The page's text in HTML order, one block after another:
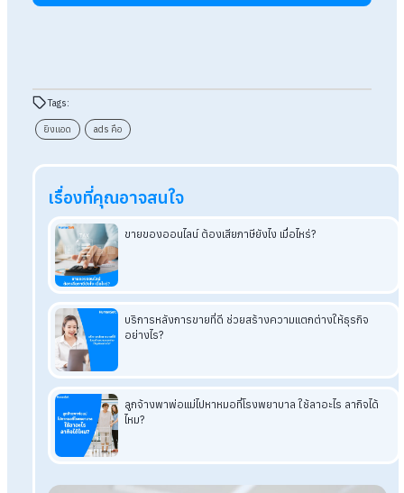
ภายใน 24-48 ชั่วโมง หลังจากโฆษณาได้รับการอนุมัติครับ เนื่อง
ในสองวันแรก ระบบ AI ของแพลตฟอร์มจะอยู่ในช่วง "Learning
Phase" หรือช่วงเรียนรู้พฤติกรรมกลุ่มเป้าหมาย
ถาม : ยิงแอดแล้วยอดทักเยอะ แต่ปิดการขายไม่ได้ เกิดจาก
อะไร?
ตอบ : มักเกิดจาก 3 สาเหตุหลัก คือ การตั้งกลุ่มเป้าหมายกว้างเกิ
จนได้คนไม่ตรงกลุ่ม, คอนเทนต์โฆษณาให้ข้อมูลไม่ชัดเจน เช่น ไม่บ
ราคา, หรือแอดมินตอบแชทช้า-ปิดการขายไม่ได้
อ่านบทความที่เกี่ยวข้องเพิ่มเติม
บริการหลังการขายที่ดี ช่วยสร้างความแตกต่างให้ธุรกิจอย่าง
แจก Prompt สอนใช้ Ai วิเคราะห์เปอร์เซ็นต์อัตราการลาออก
เทียบ ChatGPT vs Gemini อันไหนดีกว่า สำหรับคนทำงานยุค